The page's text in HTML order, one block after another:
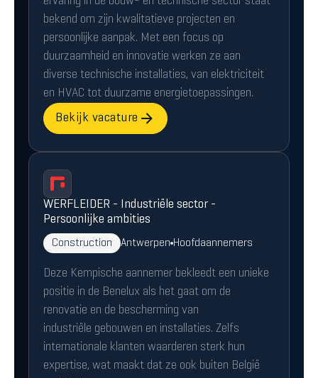
bekend om zijn kwalitatieve projecten en
persoonlijke aanpak. Met een focus op
duurzaamheid en innovatie werken ze aan
diverse technische installaties, van elektriciteit
en HVAC tot duurzame energietoepassingen.
Bekijk vacature
WERFLEIDER - Industriële sector -
Persoonlijke ambities
Construction Antwerpen Hoofdaannemers
Deze Kempische aannemer bekleedt een unieke
positie in de Benelux als het gaat om de
renovatie en de bescherming van
industriële gebouwen en installaties. Zelfs
internationale klanten waarderen sterk hun
expertise, wat maakt dat ze ook buiten België